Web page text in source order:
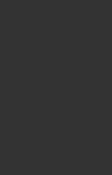
olmalı.